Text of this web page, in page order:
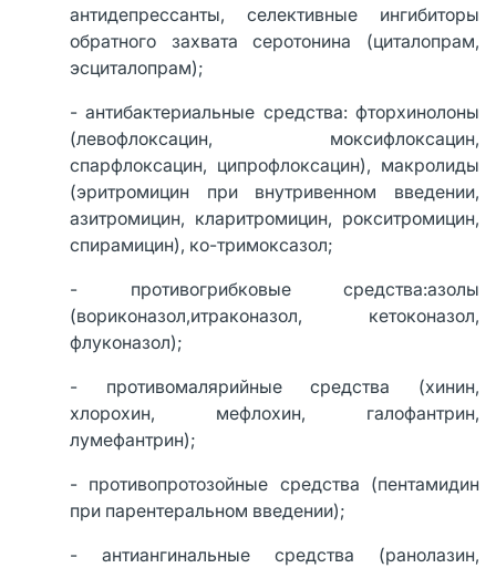
антидепрессанты, селективные ингибиторы
обратного захвата серотонина (циталопрам,
эсциталопрам);
- антибактериальные средства: фторхинолоны
(левофлоксацин, моксифлоксацин,
спарфлоксацин, ципрофлоксацин), макролиды
(эритромицин при внутривенном введении,
азитромицин, кларитромицин, рокситромицин,
спирамицин), ко-тримоксазол;
- противогрибковые средства:азолы
(вориконазол,итраконазол, кетоконазол,
флуконазол);
- противомалярийные средства (хинин,
хлорохин, мефлохин, галофантрин,
лумефантрин);
- противопротозойные средства (пентамидин
при парентеральном введении);
- антиангинальные средства (ранолазин,